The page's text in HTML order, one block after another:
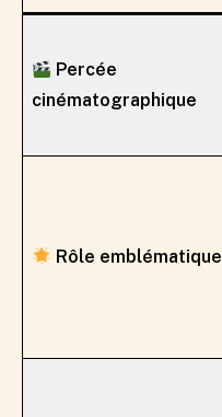
Percée
cinématographique
Rôle emblématique